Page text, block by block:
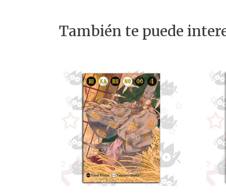
También te puede